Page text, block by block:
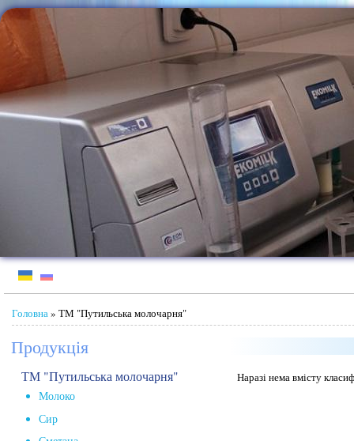
Jump to Content
Ви є тут
Головна» ТМ "Путильська молочарня"
Наразі нема вмісту
Продукція
ТМ "Путильська молочарня"
Молоко
Сир